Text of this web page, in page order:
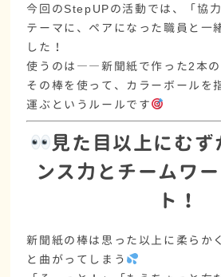
今回のStepUPの活動では、
「協
テーマに、ペアになった職員と一
した！
使うのは――新聞紙で作った2本
その棒を使って、カラーボールを
運ぶ というルールです
見た目以上にむず
ンス力とチームワ
ト！
新聞紙の棒は思った以上に柔らか
と曲がってしまう